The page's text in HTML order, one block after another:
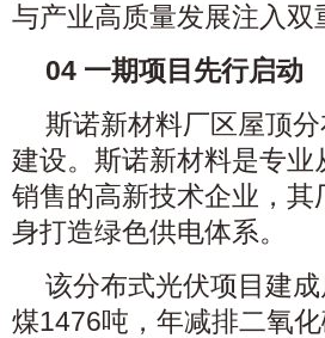
与产业高质量发展注入双
04 一期项目先行启动
斯诺新材料厂区屋顶
建设。斯诺新材料是专
销售的高新技术企业，
身打造绿色供电体系。
该分布式光伏项目建
煤1476吨，年减排二氧